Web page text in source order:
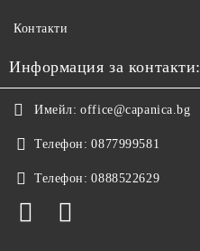
Контакти
Информация за контакти:
Имейл: office@capanica.bg
Телефон: 0877999581
Телефон: 0888522629